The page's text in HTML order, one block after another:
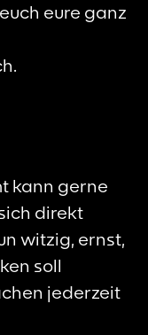
eure ganz
kann gerne
direkt
witzig, ernst,
soll
jederzeit